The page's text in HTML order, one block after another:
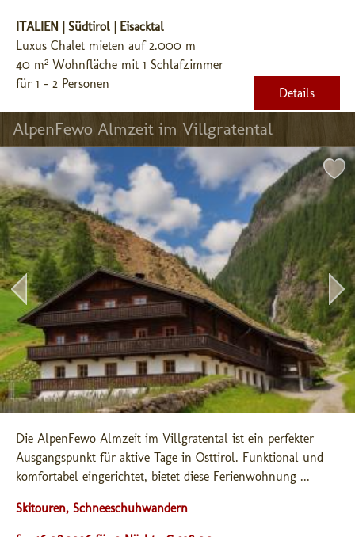
ITALIEN | Südtirol | Eisacktal
Luxus Chalet mieten auf 2.000 m
40 m² Wohnfläche mit 1 Schlafzimmer
für 1 - 2 Personen
Details
AlpenFewo Almzeit im Villgratental
Die AlpenFewo Almzeit im Villgratental ist ein perfekter
Ausgangspunkt für aktive Tage in Osttirol. Funktional und
komfortabel eingerichtet, bietet diese Ferienwohnung ...
Skitouren, Schneeschuhwandern